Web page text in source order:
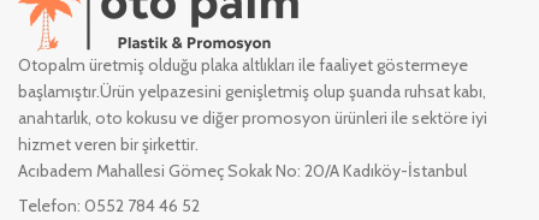
Otopalm üretmiş olduğu plaka altlıkları ile faaliyet göstermeye
başlamıştır.Ürün yelpazesini genişletmiş olup şuanda ruhsat kabı,
anahtarlık, oto kokusu ve diğer promosyon ürünleri ile sektöre iyi
hizmet veren bir şirkettir.
Acıbadem Mahallesi Gömeç Sokak No: 20/A Kadıköy-İstanbul
Telefon: 0552 784 46 52